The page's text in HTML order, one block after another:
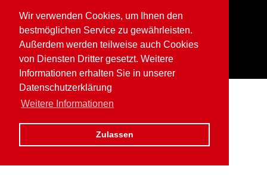
Wir verwenden Cookies, um Ihnen den
bestmöglichen Service zu gewährleisten.
Außerdem werden teilweise auch Cookies
von Diensten Dritter gesetzt. Weitere
Informationen erhalten Sie in unserer
Datenschutzerklärung
Weitere Informationen
Zulassen